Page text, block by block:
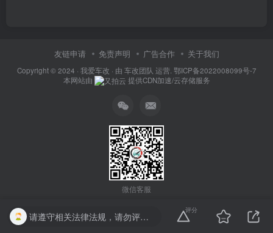
友链申请 免责声明 广告合作 关于我们
Copyright © 2024 · 我爱车改 · 由 车改团队 运营. 鄂ICP备2022008099号-7
本网站由
提供CDN加速/云存储服务
微信客服
请遵守相关法律法规，请勿评论纯表情、纯数字、乱码文字、联系方式等。否则关小黑屋
评分